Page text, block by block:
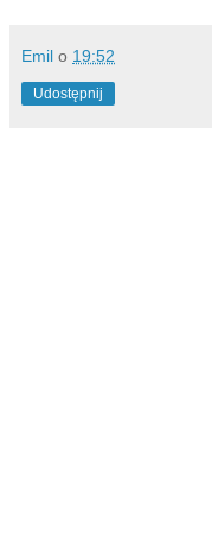
Emil o 19:52
Udostępnij